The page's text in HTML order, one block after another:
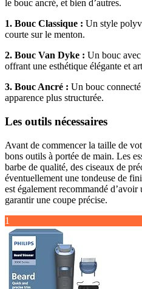
le bouc ancré, et bien d’autres.
1. Bouc Classique : Un style
courte sur le menton.
2. Bouc Van Dyke : Un bouc
offrant une esthétique élégante et
3. Bouc Ancré : Un bouc
apparence plus structurée.
Les outils nécessaires
Avant de commencer la taille de
bons outils à portée de main. Les
barbe de qualité, des ciseaux de
éventuellement une tondeuse de
est également recommandé
garantir une coupe précise.
1